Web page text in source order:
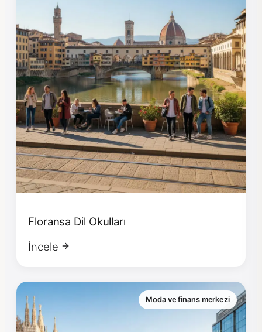
Floransa Dil Okulları
İncele
Moda ve finans merkezi